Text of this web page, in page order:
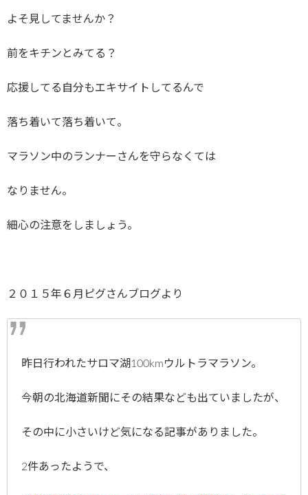
よそ見してませんか？
前をキチンとみてる？
応援してる自分もエキサイトしてるんで
落ち着いて落ち着いて。
マラソン中のランナーさんを守らなくては
なりません。
細心の注意をしましょう。
２０１５年６月ピグさんブログより
昨日行われたサロマ湖100kmウルトラマラソン。
今朝の北海道新聞にその結果なども出ていましたが、
その中に小さいけど気になる記事がありました。
2件あったようで、